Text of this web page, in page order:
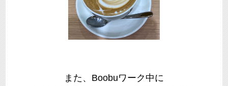
また、Boobuワーク中に